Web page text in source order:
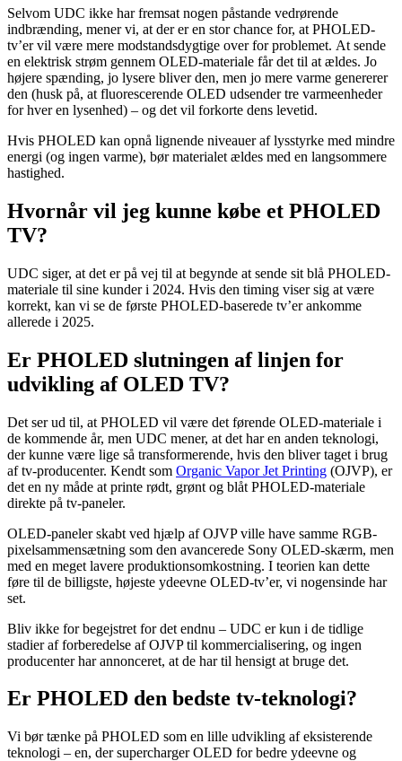
Selvom UDC ikke har fremsat nogen påstande vedrørende
indbrænding, mener vi, at der er en stor chance for, at PHOLED-
tv’er vil være mere modstandsdygtige over for problemet. At sende
en elektrisk strøm gennem OLED-materiale får det til at ældes. Jo
højere spænding, jo lysere bliver den, men jo mere varme genererer
den (husk på, at fluorescerende OLED udsender tre varmeenheder
for hver en lysenhed) – og det vil forkorte dens levetid.
Hvis PHOLED kan opnå lignende niveauer af lysstyrke med mindre
energi (og ingen varme), bør materialet ældes med en langsommere
hastighed.
Hvornår vil jeg kunne købe et PHOLED
TV?
UDC siger, at det er på vej til at begynde at sende sit blå PHOLED-
materiale til sine kunder i 2024. Hvis den timing viser sig at være
korrekt, kan vi se de første PHOLED-baserede tv’er ankomme
allerede i 2025.
Er PHOLED slutningen af ​​linjen for
udvikling af OLED TV?
Det ser ud til, at PHOLED vil være det førende OLED-materiale i
de kommende år, men UDC mener, at det har en anden teknologi,
der kunne være lige så transformerende, hvis den bliver taget i brug
af tv-producenter. Kendt som Organic Vapor Jet Printing (OJVP), er
det en ny måde at printe rødt, grønt og blåt PHOLED-materiale
direkte på tv-paneler.
OLED-paneler skabt ved hjælp af OJVP ville have samme RGB-
pixelsammensætning som den avancerede Sony OLED-skærm, men
med en meget lavere produktionsomkostning. I teorien kan dette
føre til de billigste, højeste ydeevne OLED-tv’er, vi nogensinde har
set.
Bliv ikke for begejstret for det endnu – UDC er kun i de tidlige
stadier af forberedelse af OJVP til kommercialisering, og ingen
producenter har annonceret, at de har til hensigt at bruge det.
Er PHOLED den bedste tv-teknologi?
Vi bør tænke på PHOLED som en lille udvikling af eksisterende
teknologi – en, der supercharger OLED for bedre ydeevne og